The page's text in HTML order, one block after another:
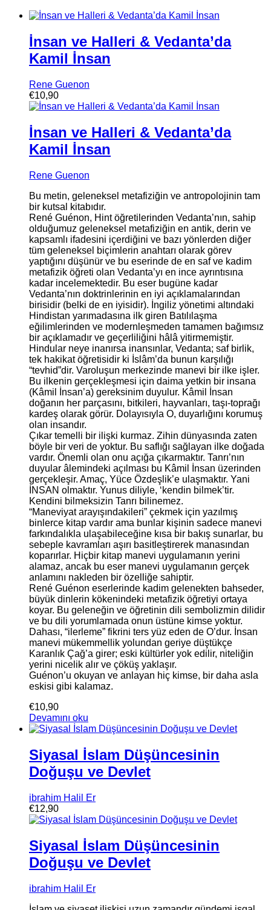
İnsan ve Halleri & Vedanta’da
Kamil İnsan
Rene Guenon
€10,90
İnsan ve Halleri & Vedanta’da
Kamil İnsan
Rene Guenon
Bu metin, geleneksel metafiziğin ve antropolojinin tam
bir kutsal kitabıdır.
René Guénon, Hint öğretilerinden Vedanta’nın, sahip
olduğumuz geleneksel metafiziğin en antik, derin ve
kapsamlı ifadesini içerdiğini ve bazı yönlerden diğer
tüm geleneksel biçimlerin anahtarı olarak görev
yaptığını düşünür ve bu eserinde de en saf ve kadim
metafizik öğreti olan Vedanta’yı en ince ayrıntısına
kadar incelemektedir. Bu eser bugüne kadar
Vedanta’nın doktrinlerinin en iyi açıklamalarından
birisidir (belki de en iyisidir). İngiliz yönetimi altındaki
Hindistan yarımadasına ilk giren Batılılaşma
eğilimlerinden ve modernleşmeden tamamen bağımsız
bir açıklamadır ve geçerliliğini hâlâ yitirmemiştir.
Hindular neye inanırsa inansınlar, Vedanta; saf birlik,
tek hakikat öğretisidir ki İslâm’da bunun karşılığı
“tevhid”dir. Varoluşun merkezinde manevi bir ilke işler.
Bu ilkenin gerçekleşmesi için daima yetkin bir insana
(Kâmil İnsan’a) gereksinim duyulur. Kâmil İnsan
doğanın her parçasını, bitkileri, hayvanları, taşı-toprağı
kardeş olarak görür. Dolayısıyla O, duyarlığını korumuş
olan insandır.
Çıkar temelli bir ilişki kurmaz. Zihin dünyasında zaten
böyle bir veri de yoktur. Bu saflığı sağlayan ilke doğada
vardır. Önemli olan onu açığa çıkarmaktır. Tanrı’nın
duyular âlemindeki açılması bu Kâmil İnsan üzerinden
gerçekleşir. Amaç, Yüce Özdeşlik’e ulaşmaktır. Yani
İNSAN olmaktır. Yunus diliyle, ‘kendin bilmek’tir.
Kendini bilmeksizin Tanrı bilinemez.
“Maneviyat arayışındakileri” çekmek için yazılmış
binlerce kitap vardır ama bunlar kişinin sadece manevi
farkındalıkla ulaşabileceğine kısa bir bakış sunarlar, bu
sebeple kavramları aşırı basitleştirerek manasından
koparırlar. Hiçbir kitap manevi uygulamanın yerini
alamaz, ancak bu eser manevi uygulamanın gerçek
anlamını nakleden bir özelliğe sahiptir.
René Guénon eserlerinde kadim gelenekten bahseder,
büyük dinlerin kökenindeki metafizik öğretiyi ortaya
koyar. Bu geleneğin ve öğretinin dili sembolizmin dilidir
ve bu dili yorumlamada onun üstüne kimse yoktur.
Dahası, “ilerleme” fikrini ters yüz eden de O’dur. İnsan
manevi mükemmellik yolundan geriye düştükçe
Karanlık Çağ’a girer; eski kültürler yok edilir, niteliğin
yerini nicelik alır ve çöküş yaklaşır.
Guénon’u okuyan ve anlayan hiç kimse, bir daha asla
eskisi gibi kalamaz.
€10,90
Devamını oku
Siyasal İslam Düşüncesinin
Doğuşu ve Devlet
ibrahim Halil Er
€12,90
Siyasal İslam Düşüncesinin
Doğuşu ve Devlet
ibrahim Halil Er